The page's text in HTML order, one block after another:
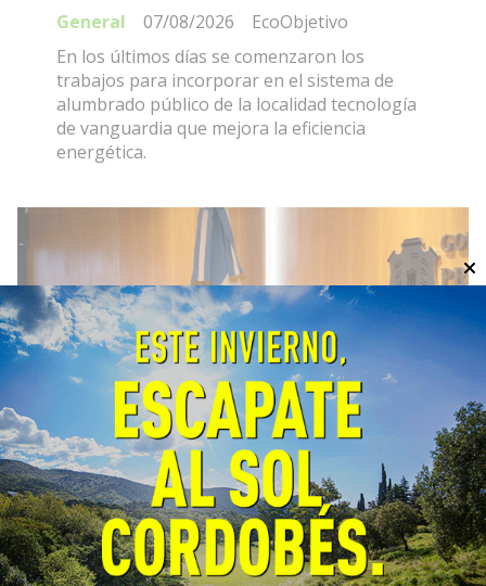
EcoObjetivo
General
07/08/2026
En los últimos días se comenzaron los
trabajos para incorporar en el sistema de
alumbrado público de la localidad tecnología
de vanguardia que mejora la eficiencia
energética.
Córdoba fortalece la prevención
y respuesta ante el fenómeno El
Niño
EcoObjetivo
General
06/08/2026